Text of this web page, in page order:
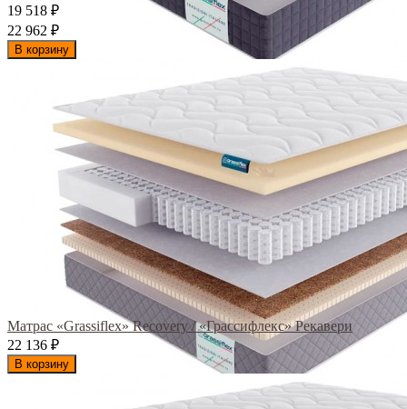
19 518 ₽
22 962 ₽
В корзину
Матрас «Grassiflex» Recovery / «Грассифлекс» Рекавери
22 136 ₽
В корзину